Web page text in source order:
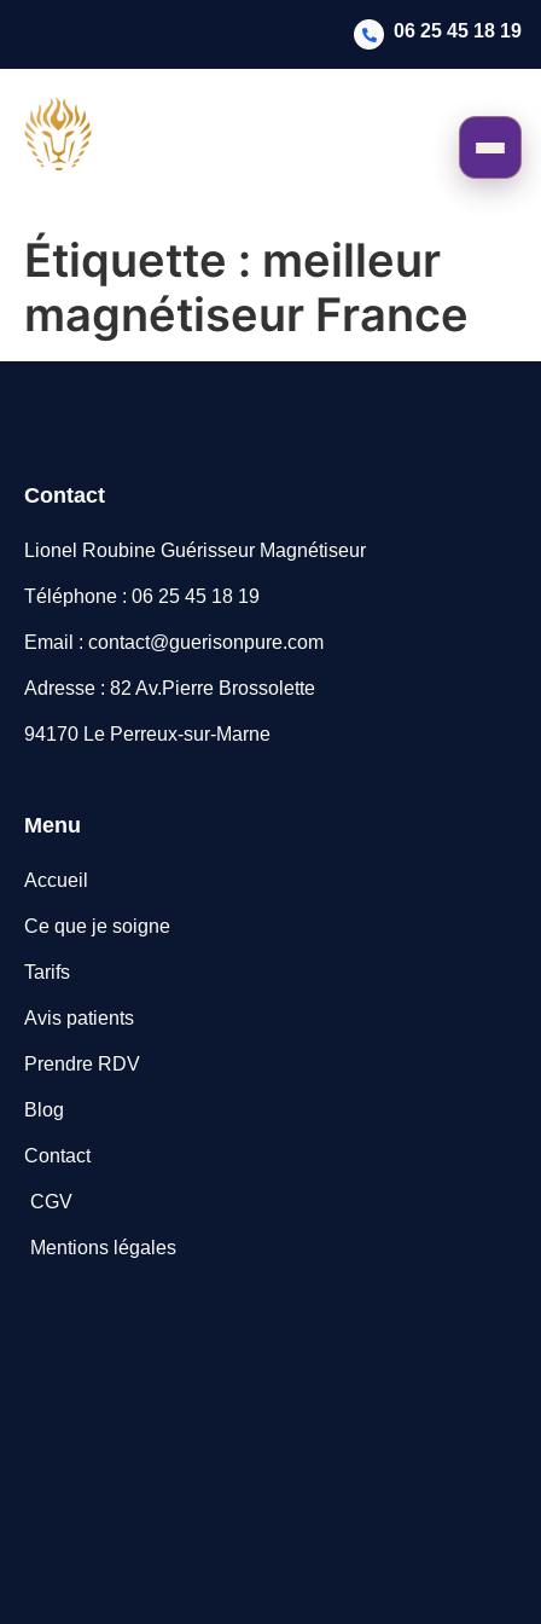
06 25 45 18 19
Étiquette : meilleur
magnétiseur France
Contact
Lionel Roubine Guérisseur Magnétiseur
Téléphone : 06 25 45 18 19
Email : contact@guerisonpure.com
Adresse : 82 Av.Pierre Brossolette
94170 Le Perreux-sur-Marne
Menu
Accueil
Ce que je soigne
Tarifs
Avis patients
Prendre RDV
Blog
Contact
CGV
Mentions légales